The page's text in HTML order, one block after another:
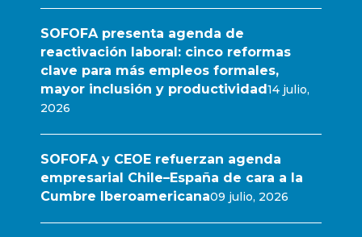
SOFOFA presenta agenda de
reactivación laboral: cinco reformas
clave para más empleos formales,
mayor inclusión y productividad14 julio,
2026
SOFOFA y CEOE refuerzan agenda
empresarial Chile–España de cara a la
Cumbre Iberoamericana09 julio, 2026